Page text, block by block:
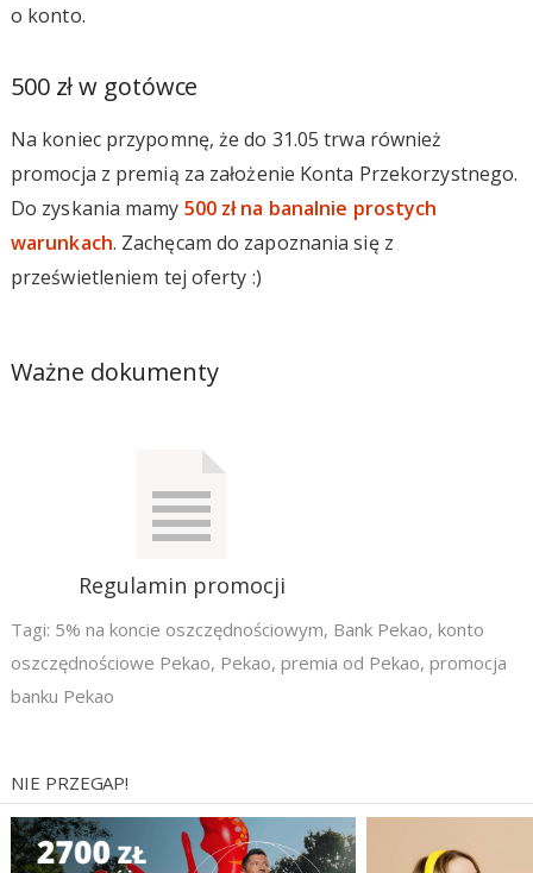
o konto.
500 zł w gotówce
Na koniec przypomnę, że do 31.05 trwa również
promocja z premią za założenie Konta Przekorzystnego.
Do zyskania mamy 500 zł na banalnie prostych
warunkach. Zachęcam do zapoznania się z
prześwietleniem tej oferty :)
Ważne dokumenty
Regulamin promocji
Tagi: 5% na koncie oszczędnościowym, Bank Pekao, konto
oszczędnościowe Pekao, Pekao, premia od Pekao, promocja
banku Pekao
NIE PRZEGAP!